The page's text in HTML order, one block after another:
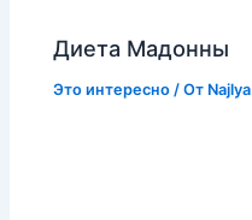
Диета Мадонны
Это интересно / От Najlya